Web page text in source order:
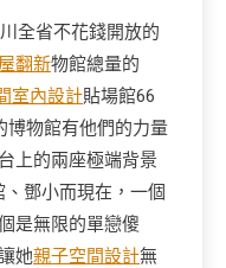
全省不花錢開放的
翻新物館總量的
室內設計貼場館66
博物館有他們的力量
上的兩座極端背景
鄧小而現在，一個
是無限的單戀傻
她親子空間設計無